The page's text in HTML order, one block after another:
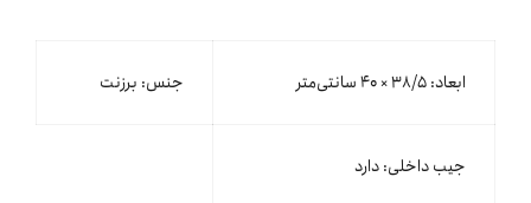
ابعاد: ٣٨/۵ × ۴۰ سانتی‌متر جنس: برزنت
جیب داخلی: دارد